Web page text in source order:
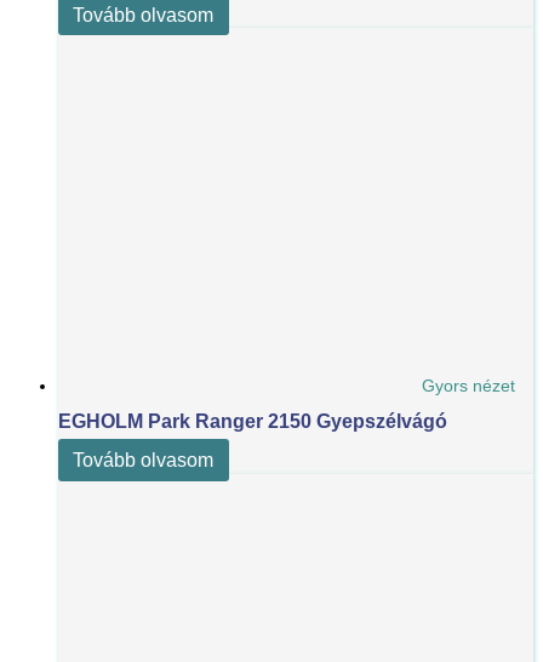
Tovább olvasom
Gyors nézet
EGHOLM Park Ranger 2150 Gyepszélvágó
Tovább olvasom